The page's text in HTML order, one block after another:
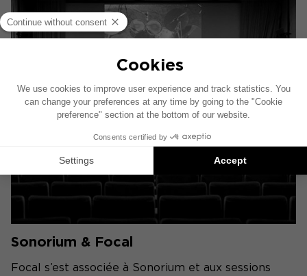
Sonorium & Focal
Focal s’est associée à Sonorium et aux sessions